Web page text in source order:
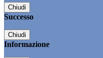
Chiudi
Successo
Chiudi
Informazione